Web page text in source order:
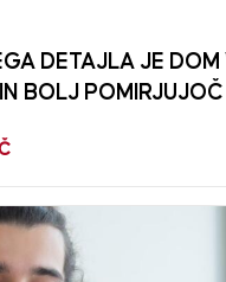
DETAJLA JE DOM
BOLJ POMIRJUJOČ